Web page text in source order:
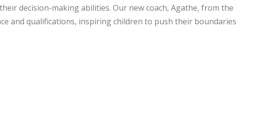
decision-making abilities. Our new coach, Agathe, from the
and qualifications, inspiring children to push their boundaries